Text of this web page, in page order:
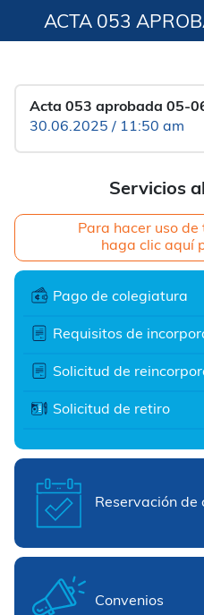
ACTA 053
Servicios
Para hacer uso
haga clic aquí
Pago de colegiatura
Requisitos de
Solicitud de
Solicitud de retiro
Reservación de
Convenios
Acta 053 aprobada 05-
30.06.2025 / 11:50 am